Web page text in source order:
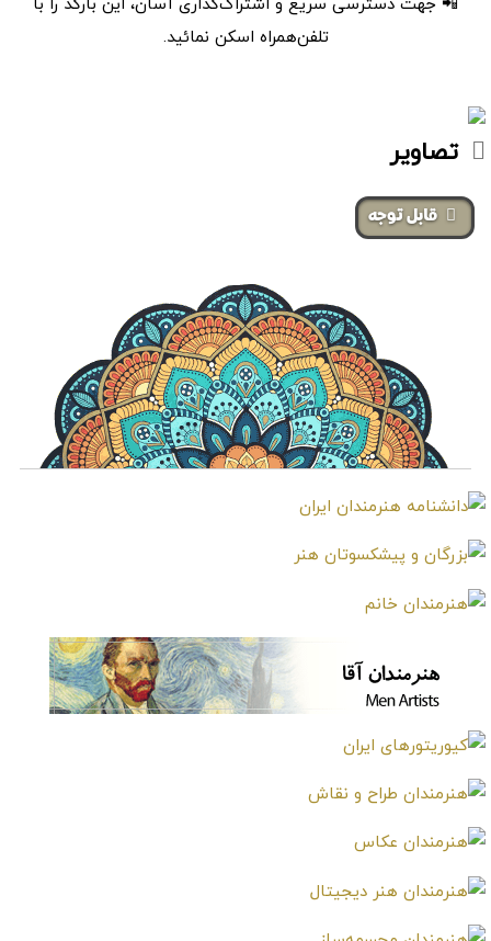
📲 جهت دسترسی سریع و اشتراک‌گذاری آسان، این بارکد را با
تلفن‌همراه اسکن نمائید.
تصاویر
‌قابل توجه